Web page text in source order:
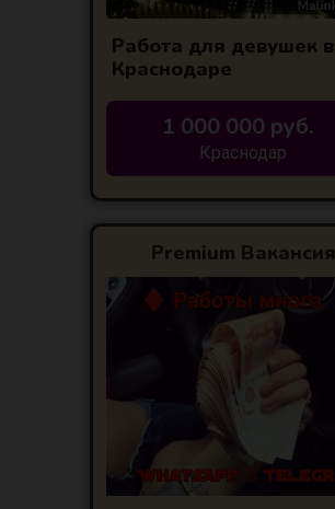
Работа для девушек в
Краснодаре
1 000 000 руб.
Краснодар
Premium Вакансия